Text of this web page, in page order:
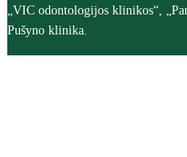
„VIC odontologijos klinikos“,
Pušyno klinika.